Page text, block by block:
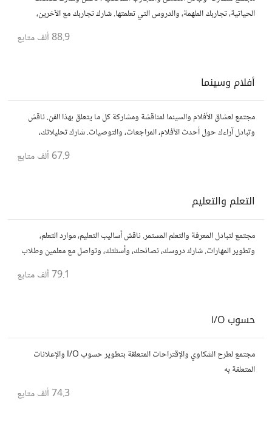
الحياتية، تجاربك الملهمة، والدروس التي تعلمتها. شارك تجاربك مع الآخرين،
88.9 ألف متابع
أفلام وسينما
مجتمع لعشاق الأفلام والسينما لمناقشة ومشاركة كل ما يتعلق بهذا الفن. ناقش
وتبادل آراءك حول أحدث الأفلام، المراجعات، والتوصيات. شارك تحليلاتك،
قصصك، واستمتع بنقاشات حول الأفلام والمخرجين والسيناريوهات.
67.9 ألف متابع
التعلم والتعليم
مجتمع لتبادل المعرفة والتعلم المستمر. ناقش أساليب التعليم، موارد التعلم،
وتطوير المهارات. شارك دروسك، نصائحك، وأسئلتك، وتواصل مع معلمين وطلاب
79.1 ألف متابع
حسوب I/O
مجتمع لطرح الشكاوي والإقتراحات المتعلقة بتطوير حسوب I/O والإعلانات
المتعلقة به
74.3 ألف متابع